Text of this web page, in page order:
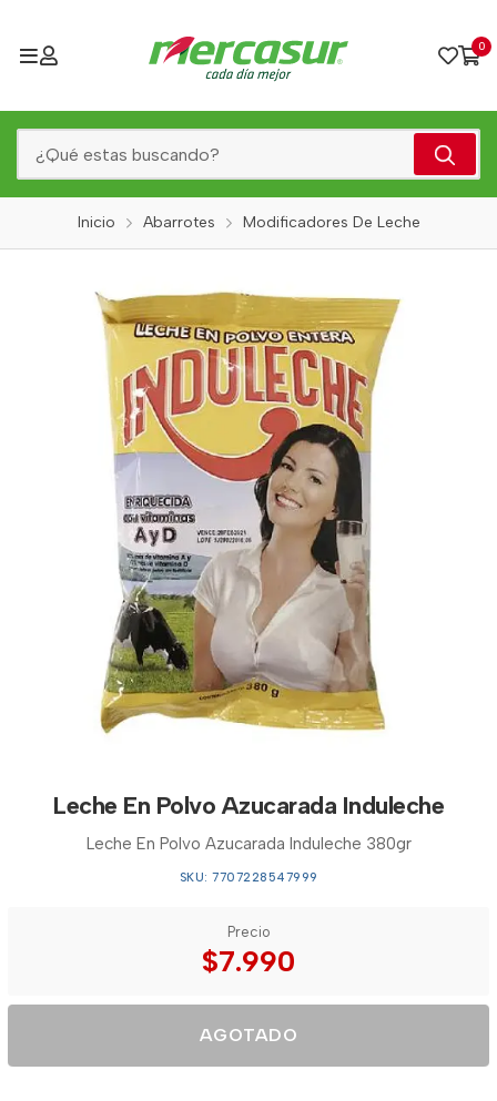
0
Inicio Abarrotes Modificadores De Leche
Leche En Polvo Azucarada Induleche
Leche En Polvo Azucarada Induleche 380gr
SKU: 7707228547999
Precio
$7.990
AGOTADO